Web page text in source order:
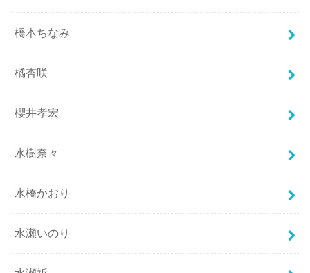
橋本ちなみ
橘杏咲
櫻井孝宏
水樹奈々
水橋かおり
水瀬いのり